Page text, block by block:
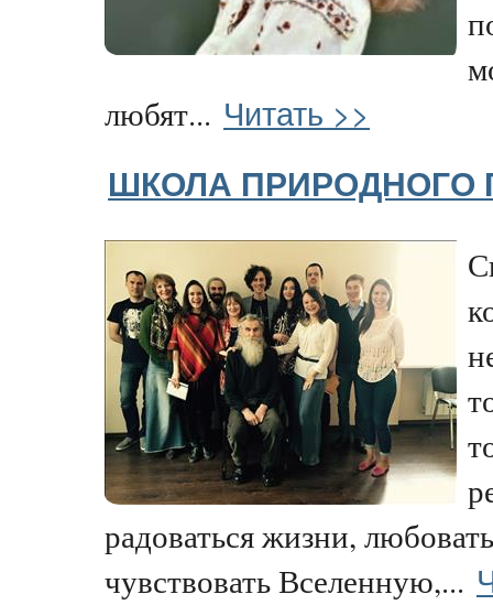
любят... Читать >>
ШКОЛА ПРИРОДНОГО
радоваться жизни,
чувствовать Вселенную,...